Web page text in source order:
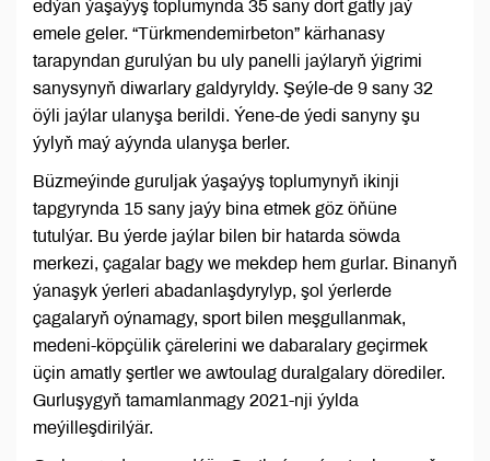
edýän ýaşaýyş toplumynda 35 sany dört gatly jaý
emele geler. “Türkmendemirbeton” kärhanasy
tarapyndan gurulýan bu uly panelli jaýlaryň ýigrimi
sanysynyň diwarlary galdyryldy. Şeýle-de 9 sany 32
öýli jaýlar ulanyşa berildi. Ýene-de ýedi sanyny şu
ýylyň maý aýynda ulanyşa berler.
Büzmeýinde guruljak ýaşaýyş toplumynyň ikinji
tapgyrynda 15 sany jaýy bina etmek göz öňüne
tutulýar. Bu ýerde jaýlar bilen bir hatarda söwda
merkezi, çagalar bagy we mekdep hem gurlar. Binanyň
ýanaşyk ýerleri abadanlaşdyrylyp, şol ýerlerde
çagalaryň oýnamagy, sport bilen meşgullanmak,
medeni-köpçülik çärelerini we dabaralary geçirmek
üçin amatly şertler we awtoulag duralgalary dörediler.
Gurluşygyň tamamlanmagy 2021-nji ýylda
meýilleşdirilýär.